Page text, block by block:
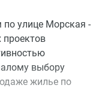
улице Морская -
проектов
выбору
жилье по